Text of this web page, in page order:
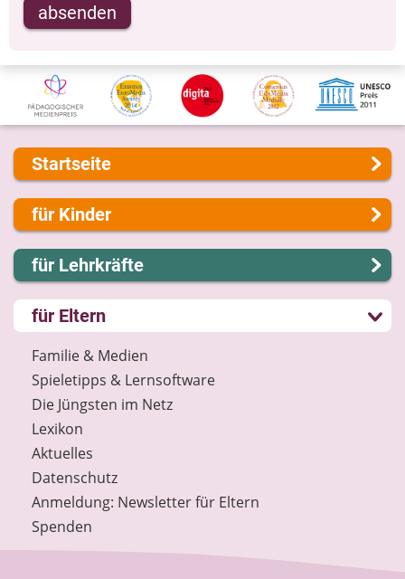
absenden
Startseite
Über uns
Presse
Kontakt
Impressum
Internet-ABC Sitemap
Barrierefreiheit
Länderprojekte
für Kinder
Lernen und Schule
Hobby und Freizeit
Spiel und Spaß
Mitreden und Mitmachen
Lexikon
Datenschutz
Newsletter
für Lehrkräfte
Lernmodule
Unterrichts­materialien
Internet-ABC-Schule
Praxishilfen
Aktuelles
Materialbestellung
Lexikon
Datenschutz
Newsletter
Spenden
für Eltern
Familie & Medien
Spieletipps & Lernsoftware
Die Jüngsten im Netz
Lexikon
Aktuelles
Datenschutz
Anmeldung: Newsletter für Eltern
Spenden